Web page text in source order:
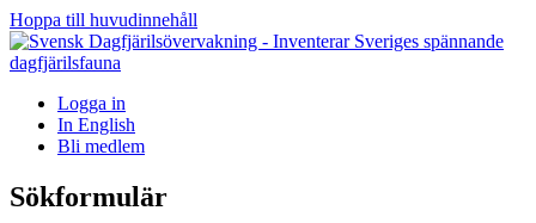
Hoppa till huvudinnehåll
Logga in
In English
Bli medlem
Sökformulär